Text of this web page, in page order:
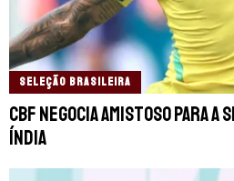
SELEÇÃO BRASILEIRA
CBF negocia amistoso para
Índia